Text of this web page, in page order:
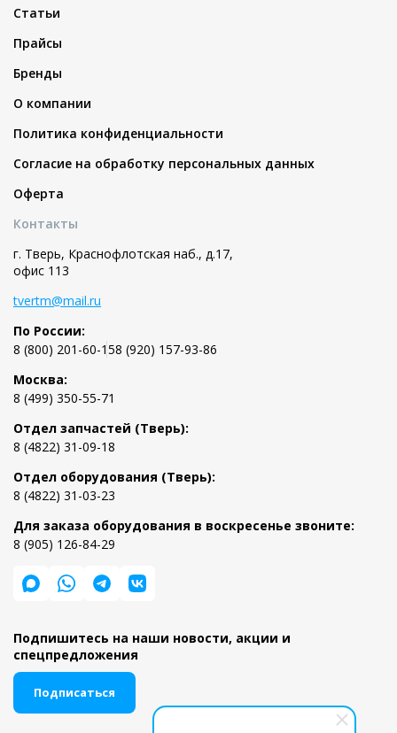
Статьи
Прайсы
Бренды
О компании
Политика конфиденциальности
Согласие на обработку персональных данных
Оферта
Контакты
г. Тверь, Краснофлотская наб., д.17,
офис 113
tvertm@mail.ru
По России:
8 (800) 201-60-158 (920) 157-93-86
Москва:
8 (499) 350-55-71
Отдел запчастей (Тверь):
8 (4822) 31-09-18
Отдел оборудования (Тверь):
8 (4822) 31-03-23
Для заказа оборудования в воскресенье звоните:
8 (905) 126-84-29
Подпишитесь на наши новости, акции и
спецпредложения
Подписаться